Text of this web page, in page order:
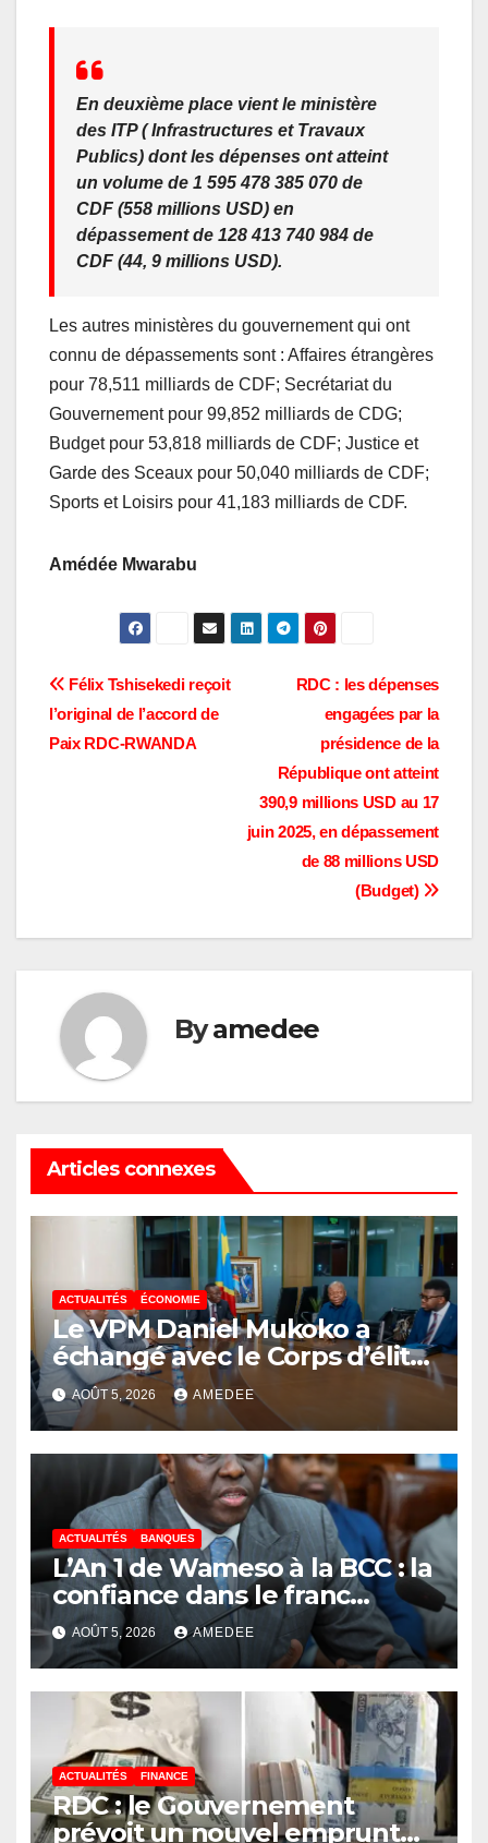
En deuxième place vient le ministère
des ITP ( Infrastructures et Travaux
Publics) dont les dépenses ont atteint
un volume de 1 595 478 385 070 de
CDF (558 millions USD) en
dépassement de 128 413 740 984 de
CDF (44, 9 millions USD).
Les autres ministères du gouvernement qui ont
connu de dépassements sont : Affaires étrangères
pour 78,511 milliards de CDF; Secrétariat du
Gouvernement pour 99,852 milliards de CDG;
Budget pour 53,818 milliards de CDF; Justice et
Garde des Sceaux pour 50,040 milliards de CDF;
Sports et Loisirs pour 41,183 milliards de CDF.
Amédée Mwarabu
Navigation
de
RDC : les dépenses
engagées par la
présidence de la
République ont atteint
390,9 millions USD au 17
juin 2025, en dépassement
de 88 millions USD
(Budget)
Félix Tshisekedi reçoit
l’original de l’accord de
Paix RDC-RWANDA
Byamedee
Articles connexes
ACTUALITÉS ÉCONOMIE
Le VPM Daniel Mukoko a
échangé avec le Corps d’élite
scientifique de
l’UDPS/Tshisekedi sur les
grands enjeux de
développement de la RDC
AOÛT 5, 2026 AMEDEE
ACTUALITÉS BANQUES
L’An 1 de Wameso à la BCC : la
confiance dans le franc
congolais loin d’être acquise,
les réserves de change
stagnent, l’interopérabilité
toujours au point mort
AOÛT 5, 2026 AMEDEE
ACTUALITÉS FINANCE
RDC : le Gouvernement
prévoit un nouvel emprunt